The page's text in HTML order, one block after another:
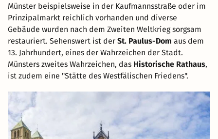
Münster beispielsweise in der Kaufmannsstraße oder im
Prinzipalmarkt reichlich vorhanden und diverse
Gebäude wurden nach dem Zweiten Weltkrieg sorgsam
restauriert. Sehenswert ist der St. Paulus-Dom aus dem
13. Jahrhundert, eines der Wahrzeichen der Stadt.
Münsters zweites Wahrzeichen, das Historische Rathaus,
ist zudem eine "Stätte des Westfälischen Friedens".